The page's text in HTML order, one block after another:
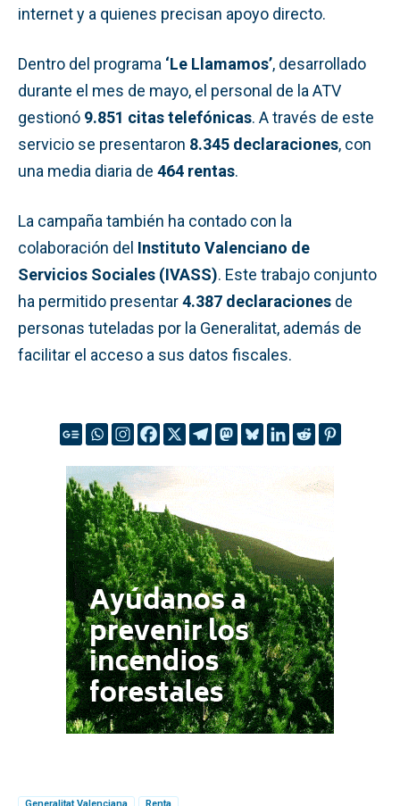
internet y a quienes precisan apoyo directo.
Dentro del programa ‘Le Llamamos’, desarrollado
durante el mes de mayo, el personal de la ATV
gestionó 9.851 citas telefónicas. A través de este
servicio se presentaron 8.345 declaraciones, con
una media diaria de 464 rentas.
La campaña también ha contado con la
colaboración del Instituto Valenciano de
Servicios Sociales (IVASS). Este trabajo conjunto
ha permitido presentar4.387 declaraciones de
personas tuteladas por la Generalitat, además de
facilitar el acceso a sus datos fiscales.
Generalitat Valenciana Renta